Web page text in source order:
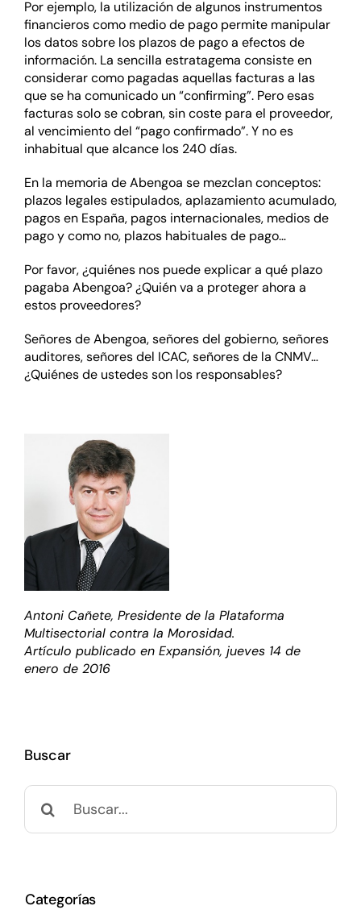
Por ejemplo, la utilización de algunos instrumentos
financieros como medio de pago permite manipular
los datos sobre los plazos de pago a efectos de
información. La sencilla estratagema consiste en
considerar como pagadas aquellas facturas a las
que se ha comunicado un “confirming”. Pero esas
facturas solo se cobran, sin coste para el proveedor,
al vencimiento del “pago confirmado”. Y no es
inhabitual que alcance los 240 días.
En la memoria de Abengoa se mezclan conceptos:
plazos legales estipulados, aplazamiento acumulado,
pagos en España, pagos internacionales, medios de
pago y como no, plazos habituales de pago…
Por favor, ¿quiénes nos puede explicar a qué plazo
pagaba Abengoa? ¿Quién va a proteger ahora a
estos proveedores?
Señores de Abengoa, señores del gobierno, señores
auditores, señores del ICAC, señores de la CNMV…
¿Quiénes de ustedes son los responsables?
Antoni Cañete, Presidente de la Plataforma
Multisectorial contra la Morosidad.
Artículo publicado en Expansión, jueves 14 de
enero de 2016
Buscar
Buscar:
Categorías